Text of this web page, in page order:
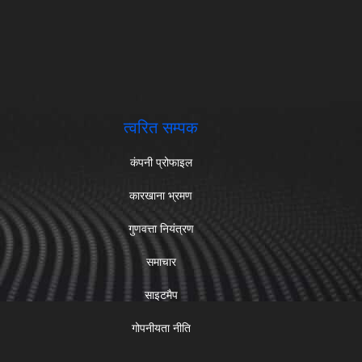
त्वरित सम्पक
कंपनी प्रोफाइल
कारखाना भ्रमण
गुणवत्ता नियंत्रण
समाचार
साइटमैप
गोपनीयता नीति